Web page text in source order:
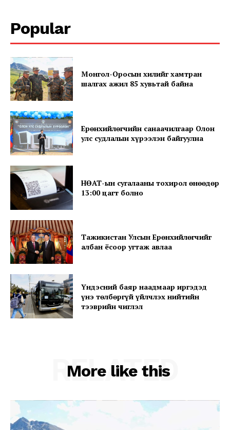
Company
About
Contact us
Subscription Plans
My account
Popular
Монгол-Оросын хилийг хамтран
шалгах ажил 85 хувьтай байна
Ерөнхийлөгчийн санаачилгаар Олон
улс судлалын хүрээлэн байгуулна
НӨАТ-ын сугалааны тохирол өнөөдөр
13:00 цагт болно
Тажикистан Улсын Ерөнхийлөгчийг
албан ёсоор угтаж авлаа
Үндэсний баяр наадмаар иргэдэд
үнэ төлбөргүй үйлчлэх нийтийн
тээврийн чиглэл
More like this
RELATED